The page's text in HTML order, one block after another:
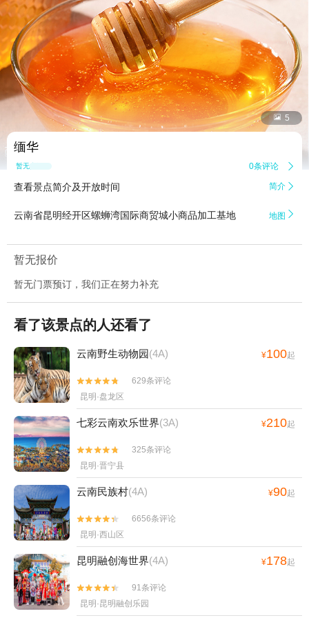
 5
缅华
暂无点评 0条评论 
查看景点简介及开放时间 简介 
云南省昆明经开区螺蛳湾国际商贸城小商品加工基地 地图 
暂无报价
暂无门票预订，我们正在努力补充
看了该景点的人还看了
云南野生动物园(4A) ¥100起


629条评论
昆明·盘龙区
七彩云南欢乐世界(3A) ¥210起


325条评论
昆明·晋宁县
云南民族村(4A) ¥90起


6656条评论
昆明·西山区
昆明融创海世界(4A) ¥178起


91条评论
昆明·昆明融创乐园
